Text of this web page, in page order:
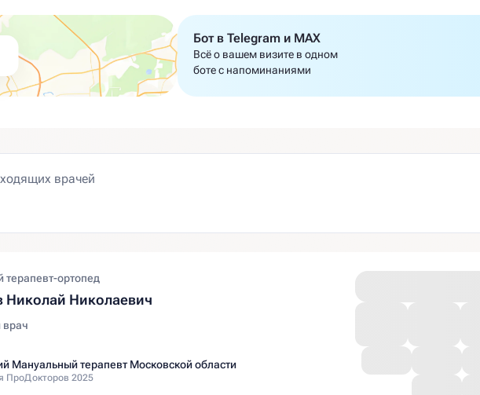
Бот в Telegram и MAX
Всё о вашем визите в одном
боте с напоминаниями
ортопед
Николай Николаевич
Мануальный терапевт Московской области
ПроДокторов 2025